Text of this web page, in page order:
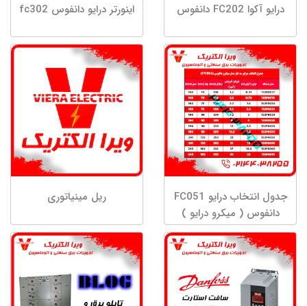
درایو آکوا FC202 دانفوس اینورتر درایو دانفوس fc302
جدول انتخاب درایو FC051
دانفوس ( میکرو درایو )
ریل مینیاتوری